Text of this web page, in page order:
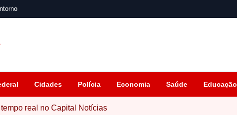
Cidades Polícia Economia Saúde Educação
real no Capital Notícias